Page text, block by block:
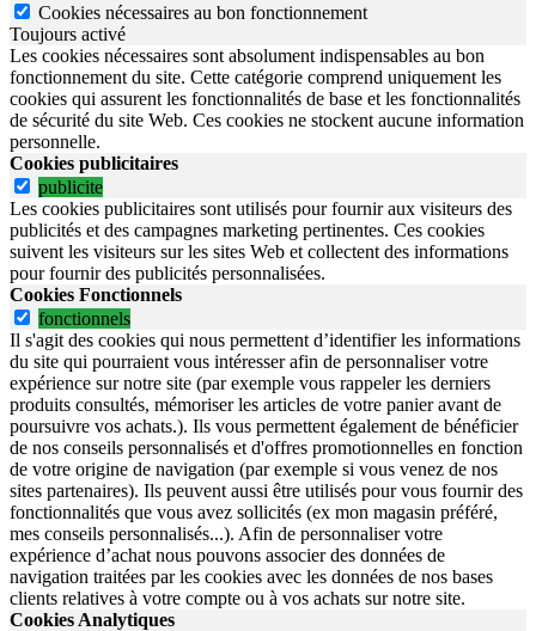
Cookies nécessaires au bon fonctionnement
Toujours activé
Les cookies nécessaires sont absolument indispensables au bon
fonctionnement du site. Cette catégorie comprend uniquement les
cookies qui assurent les fonctionnalités de base et les fonctionnalités
de sécurité du site Web. Ces cookies ne stockent aucune information
personnelle.
Cookies publicitaires
publicite
Les cookies publicitaires sont utilisés pour fournir aux visiteurs des
publicités et des campagnes marketing pertinentes. Ces cookies
suivent les visiteurs sur les sites Web et collectent des informations
pour fournir des publicités personnalisées.
Cookies Fonctionnels
fonctionnels
Il s'agit des cookies qui nous permettent d’identifier les informations
du site qui pourraient vous intéresser afin de personnaliser votre
expérience sur notre site (par exemple vous rappeler les derniers
produits consultés, mémoriser les articles de votre panier avant de
poursuivre vos achats.). Ils vous permettent également de bénéficier
de nos conseils personnalisés et d'offres promotionnelles en fonction
de votre origine de navigation (par exemple si vous venez de nos
sites partenaires). Ils peuvent aussi être utilisés pour vous fournir des
fonctionnalités que vous avez sollicités (ex mon magasin préféré,
mes conseils personnalisés...). Afin de personnaliser votre
expérience d’achat nous pouvons associer des données de
navigation traitées par les cookies avec les données de nos bases
clients relatives à votre compte ou à vos achats sur notre site.
Cookies Analytiques